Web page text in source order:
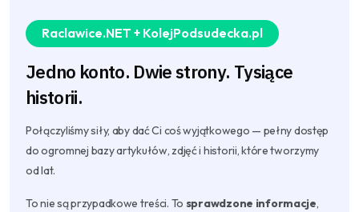
Raclawice.NET + KolejPodsudecka.pl
Jedno konto. Dwie strony. Tysiące
historii.
Połączyliśmy siły, aby dać Ci coś wyjątkowego — pełny dostęp
do ogromnej bazy artykułów, zdjęć i historii, które tworzymy
od lat.
To nie są przypadkowe treści. To sprawdzone informacje,